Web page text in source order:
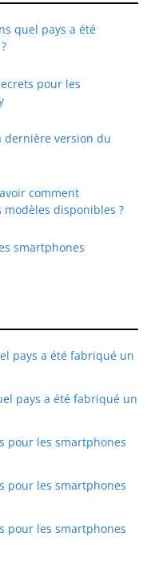
quel pays a été
pour les
dernière version du
comment
disponibles ?
smartphones
pays a été fabriqué un
pays a été fabriqué un
pour les smartphones
pour les smartphones
pour les smartphones